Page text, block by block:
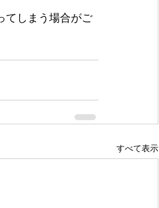
てしまう場合がご
すべて表示